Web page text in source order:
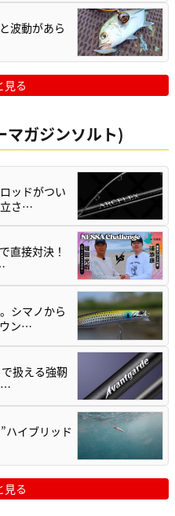
波動があら
見る
マガジンソルト)
ッドがつい
立さ…
直接対決！
シマノから
ン…
扱える強靭
…
ハイブリッド
見る